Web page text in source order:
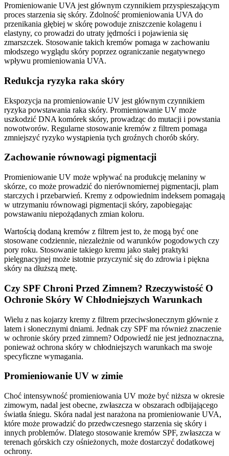
Promieniowanie UVA jest głównym czynnikiem przyspieszającym
proces starzenia się skóry. Zdolność promieniowania UVA do
przenikania głębiej w skórę powoduje zniszczenie kolagenu i
elastyny, co prowadzi do utraty jędrności i pojawienia się
zmarszczek. Stosowanie takich kremów pomaga w zachowaniu
młodszego wyglądu skóry poprzez ograniczanie negatywnego
wpływu promieniowania UVA.
Redukcja ryzyka raka skóry
Ekspozycja na promieniowanie UV jest głównym czynnikiem
ryzyka powstawania raka skóry. Promieniowanie UV może
uszkodzić DNA komórek skóry, prowadząc do mutacji i powstania
nowotworów. Regularne stosowanie kremów z filtrem pomaga
zmniejszyć ryzyko wystąpienia tych groźnych chorób skóry.
Zachowanie równowagi pigmentacji
Promieniowanie UV może wpływać na produkcję melaniny w
skórze, co może prowadzić do nierównomiernej pigmentacji, plam
starczych i przebarwień. Kremy z odpowiednim indeksem pomagają
w utrzymaniu równowagi pigmentacji skóry, zapobiegając
powstawaniu niepożądanych zmian koloru.
Wartością dodaną kremów z filtrem jest to, że mogą być one
stosowane codziennie, niezależnie od warunków pogodowych czy
pory roku. Stosowanie takiego kremu jako stałej praktyki
pielęgnacyjnej może istotnie przyczynić się do zdrowia i piękna
skóry na dłuższą metę.
Czy SPF Chroni Przed Zimnem? Rzeczywistość O
Ochronie Skóry W Chłodniejszych Warunkach
Wielu z nas kojarzy kremy z filtrem przeciwsłonecznym głównie z
latem i słonecznymi dniami. Jednak czy SPF ma również znaczenie
w ochronie skóry przed zimnem? Odpowiedź nie jest jednoznaczna,
ponieważ ochrona skóry w chłodniejszych warunkach ma swoje
specyficzne wymagania.
Promieniowanie UV w zimie
Choć intensywność promieniowania UV może być niższa w okresie
zimowym, nadal jest obecne, zwłaszcza w obszarach odbijającego
światła śniegu. Skóra nadal jest narażona na promieniowanie UVA,
które może prowadzić do przedwczesnego starzenia się skóry i
innych problemów. Dlatego stosowanie kremów SPF, zwłaszcza w
terenach górskich czy ośnieżonych, może dostarczyć dodatkowej
ochrony.